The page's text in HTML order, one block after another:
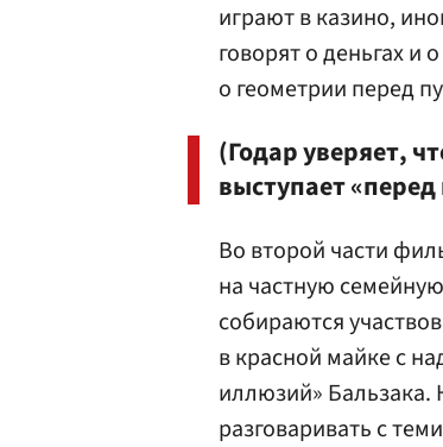
играют в казино,
говорят о деньгах
о геометрии перед
(Годар уверяет,
выступает
Во второй части
на частную
собираются
в красной майке с
иллюзий» Бальзака.
разговаривать с